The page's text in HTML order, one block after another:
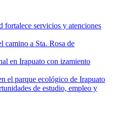
fortalece servicios y atenciones
camino a Sta. Rosa de
en Irapuato con izamiento
el parque ecológico de Irapuato
de estudio, empleo y